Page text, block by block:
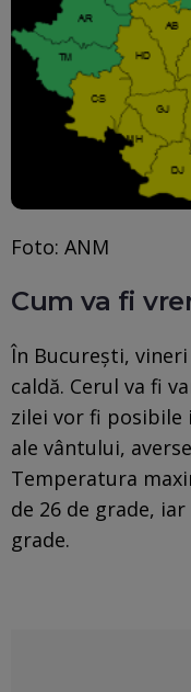
Foto: ANM
Cum va fi
În Bucureşti,
caldă. Cerul va fi
zilei vor fi posibile
ale vântului,
Temperatura
de 26 de grade,
grade.